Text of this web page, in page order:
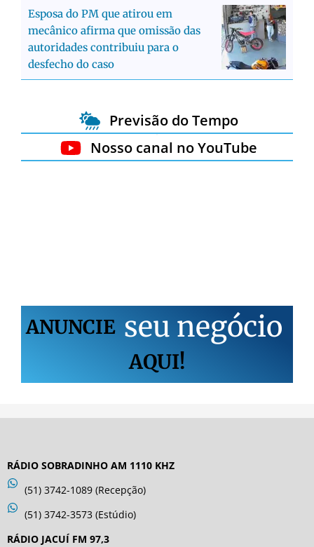
Esposa do PM que atirou em
mecânico afirma que omissão das
autoridades contribuiu para o
desfecho do caso
Previsão do Tempo
Nosso canal no YouTube
ANUNCIE seu negócio
AQUI!
RÁDIO SOBRADINHO AM 1110 KHZ
(51) 3742-1089 (Recepção)
(51) 3742-3573 (Estúdio)
RÁDIO JACUÍ FM 97,3